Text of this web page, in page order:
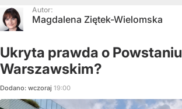
Autor:
Magdalena Ziętek-Wielomska
Ukryta prawda o Powstaniu
Warszawskim?
Dodano: wczoraj 19:00